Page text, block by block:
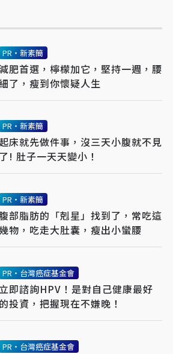
PR・新素簡
肥首選，檸檬加它，堅持一週，腰
了，瘦到你懷疑人生
PR・新素簡
床就先做件事，沒三天小腹就不見
了! 肚子一天天變小！
PR・新素簡
部脂肪的「剋星」找到了，常吃這
幾物，吃走大肚囊，瘦出小蠻腰
PR・台灣癌症基金會
即諮詢HPV！是對自己健康最好
的投資，把握現在不嫌晚！
PR・台灣癌症基金會